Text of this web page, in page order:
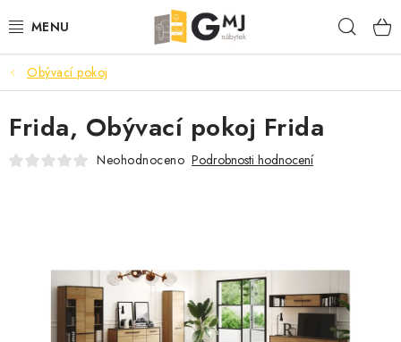
na
SEDACÍ SOUPRAVY
OBÝVACÍ POKOJ
LOŽNICE
Obývací pokoj
Frida, Obývací pokoj Frida
Neohodnoceno Podrobnosti hodnocení